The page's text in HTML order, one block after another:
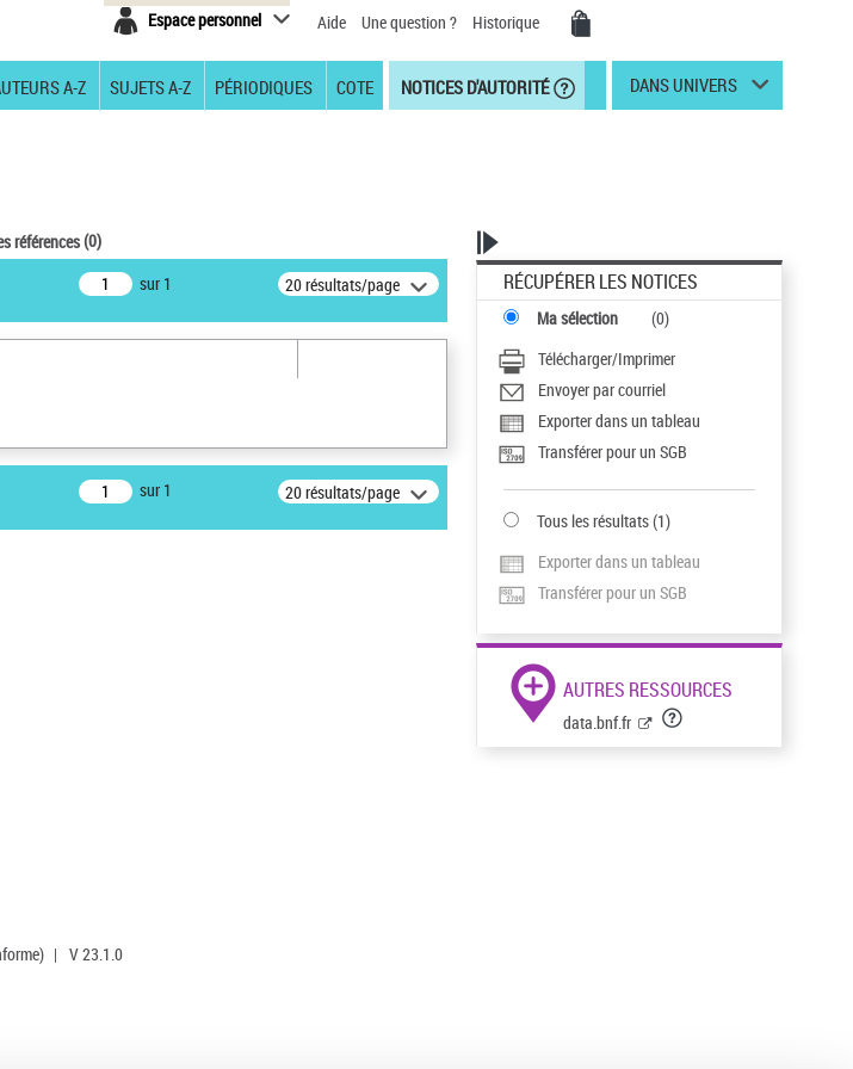
Espace personnel Aide Une question ? Historique
A-Z SUJETS A-Z PÉRIODIQUES COTE NOTICES D'AUTORITÉ DANS UNIVERS
références(0)
sur 1 20 résultats/page
sur 1 20 résultats/page
RÉCUPÉRER LES NOTICES
Ma sélection (0)
Télécharger/Imprimer
Envoyer par courriel
Exporter dans un tableau
Transférer pour un SGB
Tous les résultats(1)
Exporter dans un tableau
Transférer pour un SGB
AUTRES RESSOURCES
data.bnf.fr
| V 23.1.0